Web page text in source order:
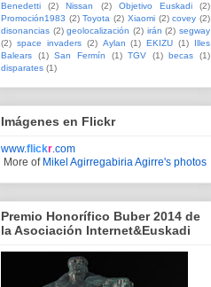
Benedetti
(2) Nissan (2) Objetivo Euskadi
(2)
Promoción1983 (2) Toyota (2) Xiaomi (2) covey (2)
disonancias (2) geolocalización (2) irán (2) segway
(2) space invaders (2) Aylan (1) EKIZU (1)
Illes
Balears
(1) San Fermín (1) TGV (1) becas
(1)
disparates (1)
Imágenes en Flickr
www.flickr .com
More of Mikel Agirregabiria Agirre's photos
Premio Honorífico Buber 2014 de
la Asociación Internet&Euskadi